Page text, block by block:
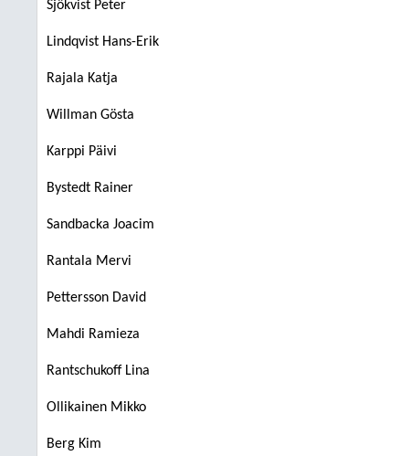
Sjökvist Peter
Lindqvist Hans-Erik
Rajala Katja
Willman Gösta
Karppi Päivi
Bystedt Rainer
Sandbacka Joacim
Rantala Mervi
Pettersson David
Mahdi Ramieza
Rantschukoff Lina
Ollikainen Mikko
Berg Kim